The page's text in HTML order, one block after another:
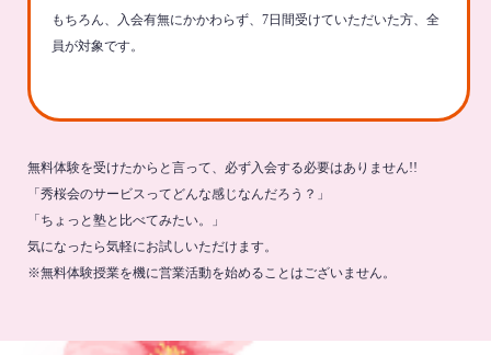
もちろん、入会有無にかかわらず、7日間受けていただいた方、全
員が対象です。
無料体験を受けたからと言って、必ず入会する必要はありません!!
「秀桜会のサービスってどんな感じなんだろう？」
「ちょっと塾と比べてみたい。」
気になったら気軽にお試しいただけます。
※無料体験授業を機に営業活動を始めることはございません。